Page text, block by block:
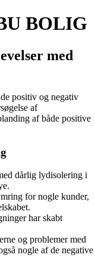
BOLIG
med
positiv og negativ
af
af både positive
dårlig lydisolering i
for nogle kunder,
har skabt
og problemer med
nogle af de negative